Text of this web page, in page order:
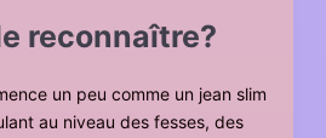
reconnaître?
un peu comme un jean slim
au niveau des fesses, des